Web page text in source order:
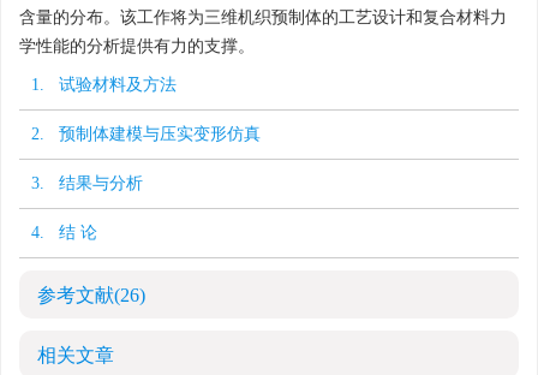
含量的分布。该工作将为三维机织预制体的工艺设计和复合材料力
学性能的分析提供有力的支撑。
1. 试验材料及方法
2. 预制体建模与压实变形仿真
3. 结果与分析
4. 结 论
参考文献(26)
相关文章